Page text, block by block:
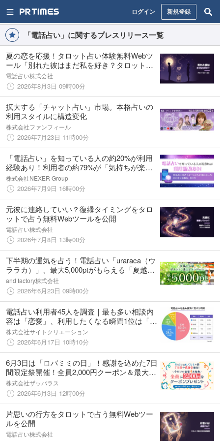
ログイン 新規登録
「電話占い」に関するプレスリリース一覧
夏の恋を応援！タロット占い体験無料Webツ
ール「別れた彼はまだ私を好き？タロット占
い」を正式リリース
電話占い株式会社
2026年8月3日 09時00分
拡大する「チャット占い」市場。本格占いの
利用スタイルに構造変化
株式会社ファンフィール
2026年7月23日 11時00分
「電話占い」を知っている人の約20%が利用
経験あり！利用者の約79%が「気持ちが楽に
なった・前向きになれた」と回答
株式会社NEXER Group
2026年7月9日 16時00分
元彼に連絡していい？復縁タイミングをタロ
ットで占う無料Webツールを公開
電話占い株式会社
2026年7月8日 13時00分
下半期の運気を占う！電話占い「uraraca（ウ
ララカ）」、最大5,000ptがもらえる「夏越の
大祓 ご購入キャンペーン」を6月23日（火）
より開催！
and factory株式会社
2026年6月23日 09時00分
電話占い利用者45人を調査｜最も多い相談内
容は「恋愛」、利用したくなる瞬間1位は「孤
独や不安を感じたとき」
株式会社サイトクリエーション
2026年6月17日 10時10分
6月3日は「ロバミミの日」！感謝を込めた7日
間限定祭開催！全員2,000円クーポン＆最大
60％OFF特典も！
株式会社ザッパラス
2026年6月3日 12時00分
片思いの行方をタロットで占う無料Webツー
ルを公開
電話占い株式会社